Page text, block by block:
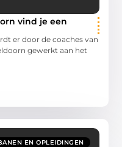
vind je een
er door de coaches van
gewerkt aan het
EN OPLEIDINGEN